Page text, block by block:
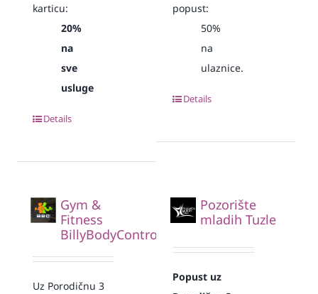
karticu:
20%
na
sve
usluge
Details
popust:
50%
na
ulaznice.
Details
Gym &
Fitness
BillyBodyControl
Uz Porodičnu 3
Pozorište
mladih Tuzle
Popust uz